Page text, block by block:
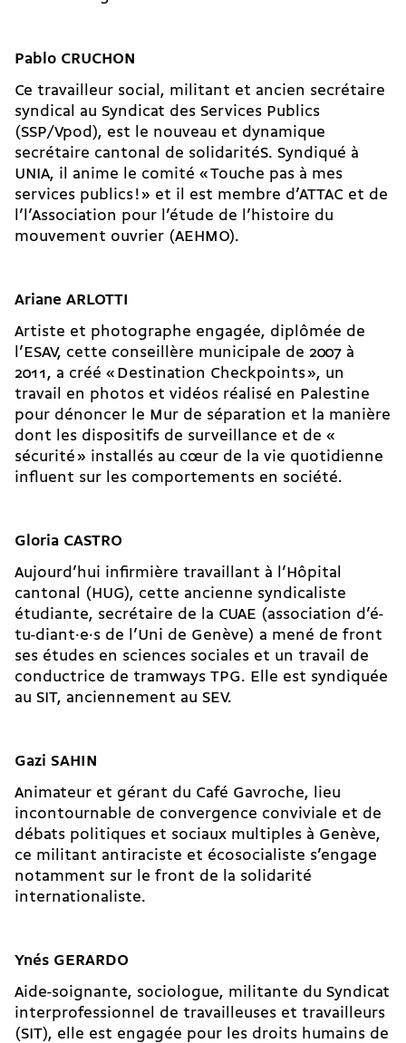
Pablo CRUCHON
Ce travailleur social, militant et ancien secrétaire
syndical au Syndicat des Services Publics
(SSP/Vpod), est le nouveau et dynamique
secrétaire cantonal de solidaritéS. Syndiqué à
UNIA, il anime le comité « Touche pas à mes
services publics ! » et il est membre d’ATTAC et de
l’l’Association pour l’étude de l’histoire du
mouvement ouvrier (AEHMO).
Ariane ARLOTTI
Artiste et photographe engagée, diplômée de
l’ESAV, cette conseillère municipale de 2007 à
2011, a créé « Destination Checkpoints », un
travail en photos et vidéos réalisé en Palestine
pour dénoncer le Mur de séparation et la manière
dont les dispositifs de surveillance et de «
sécurité » installés au cœur de la vie quotidienne
influent sur les comportements en société.
Gloria CASTRO
Aujourd’hui infirmière travaillant à l’Hôpital
cantonal (HUG), cette ancienne syndicaliste
étudiante, secrétaire de la CUAE (association d’é-
tu-diant·e·s de l’Uni de Genève) a mené de front
ses études en sciences sociales et un travail de
conductrice de tramways TPG. Elle est syndiquée
au SIT, anciennement au SEV.
Gazi SAHIN
Animateur et gérant du Café Gavroche, lieu
incontournable de convergence conviviale et de
débats politiques et sociaux multiples à Genève,
ce militant antiraciste et écosocialiste s’engage
notamment sur le front de la solidarité
internationaliste.
Ynés GERARDO
Aide-soignante, sociologue, militante du Syndicat
interprofessionnel de travailleuses et travailleurs
(SIT), elle est engagée pour les droits humains de